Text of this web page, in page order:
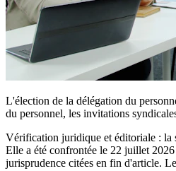
L'élection de la délégation du
du personnel, les invitations
Vérification juridique et éditoriale : la
Elle a été confrontée le 22 juillet
jurisprudence citées en fin d'article.